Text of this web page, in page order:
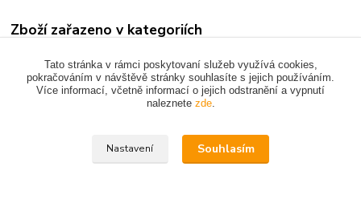
Zboží zařazeno v kategoriích
PŘEPRAVA MATERIÁLU
Upravit sběr cookies.
Tato stránka v rámci poskytovaní služeb využívá cookies,
pokračováním v návštěvě stránky souhlasíte s jejich používáním.
Více informací, včetně informací o jejich odstranění a vypnutí
naleznete zde.
Nastavení Souhlasím